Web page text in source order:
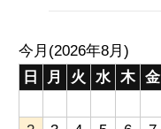
今月(2026年8月)
日
月 火 水 木 金